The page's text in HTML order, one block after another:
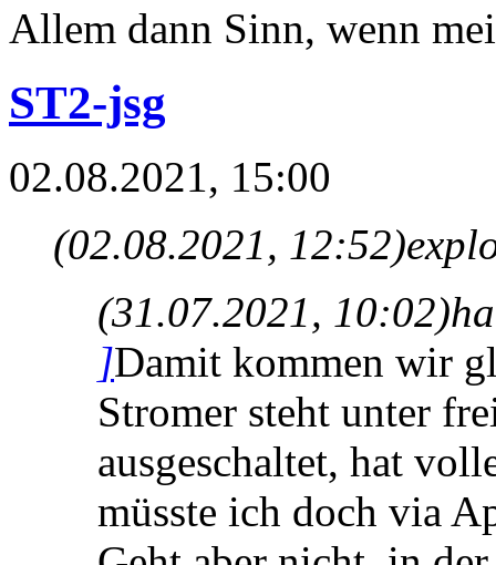
Allem dann Sinn, wenn
ST2-jsg
02.08.2021, 15:00
(02.08.2021, 12:52)
(31.07.2021, 10:02)
]Damit kommen wir
Stromer steht unter
ausgeschaltet, hat
müsste ich doch via